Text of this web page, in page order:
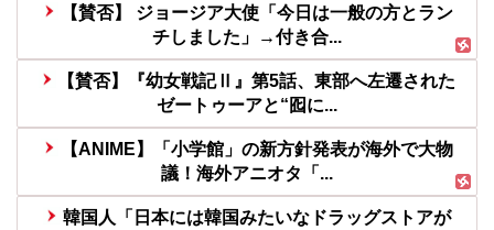
【賛否】 ジョージア大使「今日は一般の方とラン
チしました」→付き合...
【賛否】『幼女戦記Ⅱ』第5話、東部へ左遷された
ゼートゥーアと“囮に...
【ANIME】「小学館」の新方針発表が海外で大物
議！海外アニオタ「...
韓国人「日本には韓国みたいなドラッグストアが